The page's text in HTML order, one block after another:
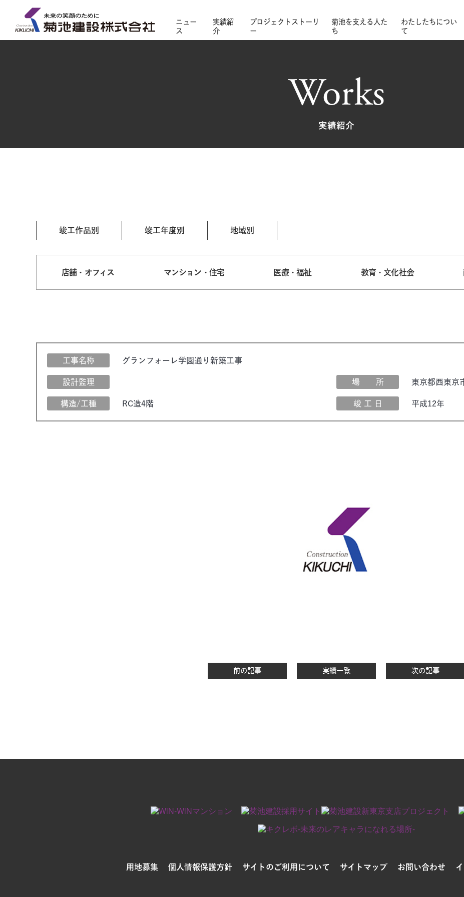
ニュー
ス
実績紹
介
プロジェクトストーリ
ー
菊池を支える人た
ち
わたしたちについ
て
Works
実績紹介
竣工作品別 竣工年度別 地域別
店舗・オフィス マンション・住宅 医療・福祉 教育・文化社会
工事名称 グランフォーレ学園通り新築工事
設計監理 場 所 東京都西東京
構造/工種 RC造4階 竣 工 日 平成12年
前の記事 実績一覧 次の記事
用地募集 個人情報保護方針 サイトのご利用について サイトマップ お問い合わせ